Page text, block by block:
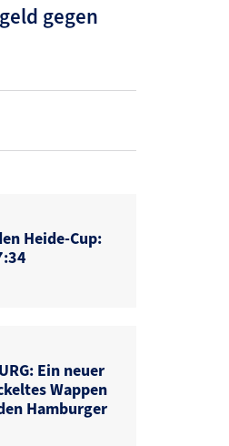
gegen
Heide-Cup:
Ein neuer
Wappen
Hamburger